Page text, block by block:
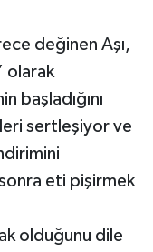
değinen Aşı,
olarak
başladığını
sertleşiyor ve
eti pişirmek
olduğunu dile